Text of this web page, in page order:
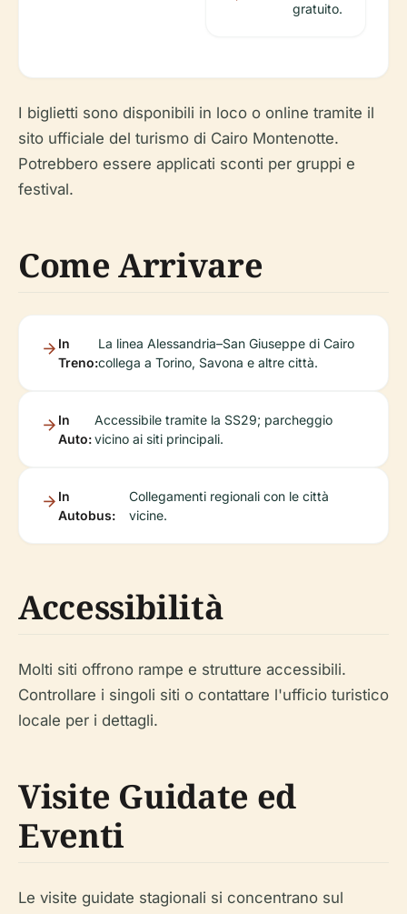
gratuito.
I biglietti sono disponibili in loco o online tramite il
sito ufficiale del turismo di Cairo Montenotte.
Potrebbero essere applicati sconti per gruppi e
festival.
Come Arrivare
In
Treno:
La linea Alessandria–San Giuseppe di Cairo
collega a Torino, Savona e altre città.
In
Auto:
Accessibile tramite la SS29; parcheggio
vicino ai siti principali.
In
Autobus:
Collegamenti regionali con le città
vicine.
Accessibilità
Molti siti offrono rampe e strutture accessibili.
Controllare i singoli siti o contattare l'ufficio turistico
locale per i dettagli.
Visite Guidate ed
Eventi
Le visite guidate stagionali si concentrano sul